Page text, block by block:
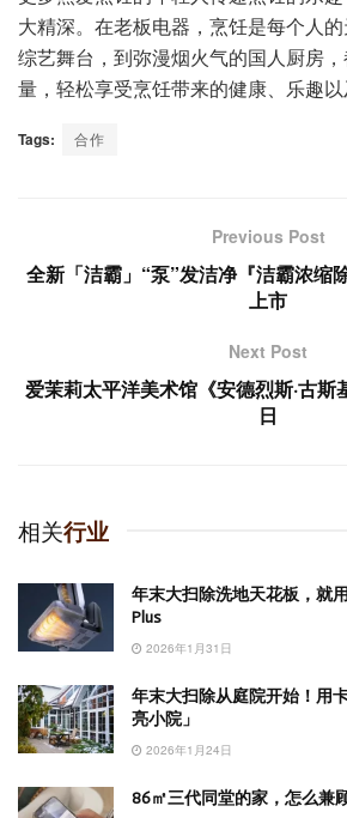
大精深。在老板电器，烹饪是每个人
综艺舞台，到弥漫烟火气的国人厨房
量，轻松享受烹饪带来的健康、乐趣以
Tags: 合作
Previous Post
全新「洁霸」“泵”发洁净『洁霸浓缩
上市
Next Post
爱茉莉太平洋美术馆《安德烈斯·古
日
相关行业
年末大扫除洗地天花板，就
Plus
2026年1月31日
年末大扫除从庭院开始！用
亮小院」
2026年1月24日
86㎡三代同堂的家，怎么兼